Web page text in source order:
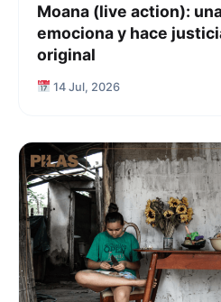
Moana (live action):
emociona y hace
original
14 Jul, 2026